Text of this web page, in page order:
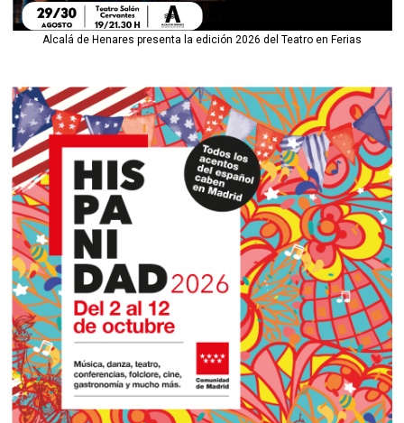
Alcalá de Henares presenta la edición 2026 del Teatro en Ferias